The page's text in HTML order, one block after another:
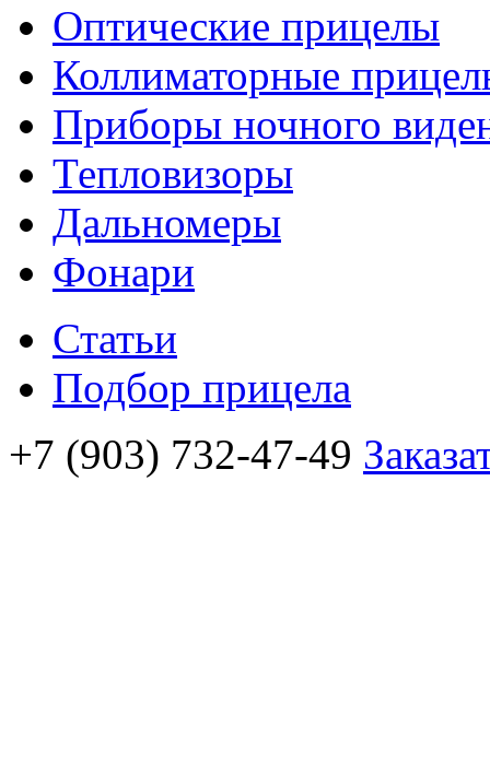
Оптические прицелы
Коллиматорные
Приборы ночного
Тепловизоры
Дальномеры
Фонари
Статьи
Подбор прицела
+7 (903) 732-47-49